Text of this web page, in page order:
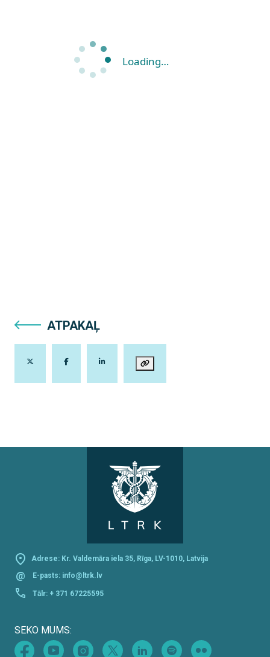
ATPAKAĻ
Adrese: Kr. Valdemāra iela 35, Rīga, LV-1010, Latvija
@ E-pasts: info@ltrk.lv
Tālr: + 371 67225595
SEKO MUMS: